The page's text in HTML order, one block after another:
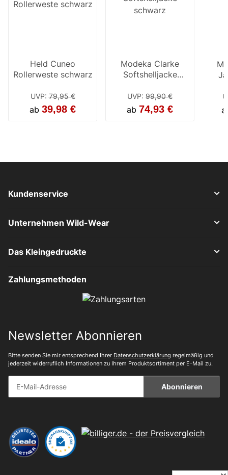
Held Cuneo
Rollerweste schwarz
UVP:79,95 €
ab 39,98 €
Modeka Clarke
Softshelljacke
UVP: 99,90 €
ab 74,93 €
Kundenservice
Unternehmen Wild-Wear
Das Kleingedruckte
Zahlungsmethoden
Newsletter Abonnieren
Bitte senden Sie mir entsprechend Ihrer Datenschutzerklärung regelmäßig und
jederzeit widerruflich Informationen zu Ihrem Produktsortiment per E-Mail zu.
Abonnieren